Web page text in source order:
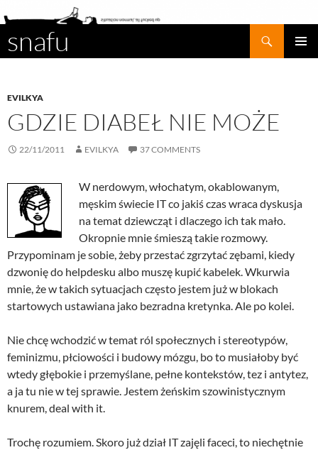
snafu
SKIP
EVILKYA
GDZIE DIABEŁ NIE MOŻE
22/11/2011 EVILKYA 37 COMMENTS
W nerdowym, włochatym, okablowanym,
męskim świecie IT co jakiś czas wraca dyskusja
na temat dziewcząt i dlaczego ich tak mało.
Okropnie mnie śmieszą takie rozmowy.
Przypominam je sobie, żeby przestać zgrzytać zębami, kiedy
dzwonię do helpdesku albo muszę kupić kabelek. Wkurwia
mnie, że w takich sytuacjach często jestem już w blokach
startowych ustawiana jako bezradna kretynka. Ale po kolei.
Nie chcę wchodzić w temat ról społecznych i stereotypów,
feminizmu, płciowości i budowy mózgu, bo to musiałoby być
wtedy głębokie i przemyślane, pełne kontekstów, tez i antytez,
a ja tu nie w tej sprawie. Jestem żeńskim szowinistycznym
knurem, deal with it.
Trochę rozumiem. Skoro już dział IT zajęli faceci, to niechętnie